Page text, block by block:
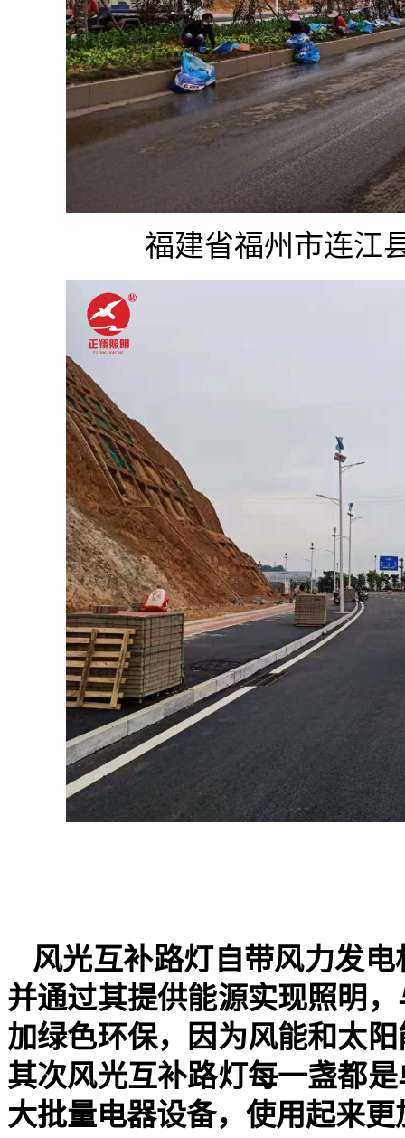
福建省福州市连江
风光互补路灯自带风力发
并通过其提供能源实现照明
加绿色环保，因为风能和太
其次风光互补路灯每一盏都
大批量电器设备，使用起来